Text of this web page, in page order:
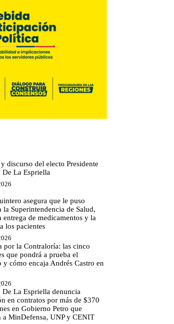
discurso del electo Presidente
De La Espriella
asegura que le puso
la Superintendencia de Salud,
entrega de medicamentos y la
los pacientes
por la Contraloría: las cinco
que pondrá a prueba el
y cómo encaja Andrés Castro en
De La Espriella denuncia
en contratos por más de $370
en Gobierno Petro que
a MinDefensa, UNP y CENIT